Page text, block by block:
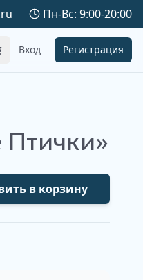
Пн-Вс: 9:00-20:00
Вход Регистрация
Птички»
в корзину